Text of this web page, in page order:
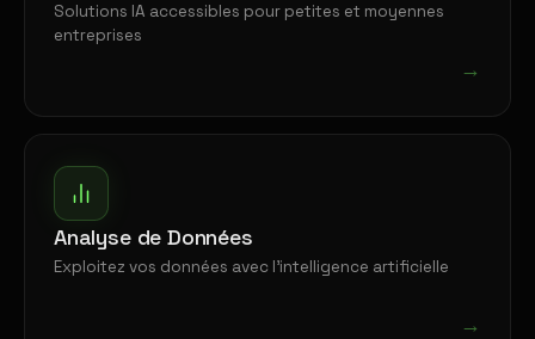
Solutions IA accessibles pour petites et moyennes
entreprises
→
Analyse de Données
Exploitez vos données avec l'intelligence artificielle
→